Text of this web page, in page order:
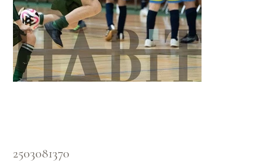
2503081370